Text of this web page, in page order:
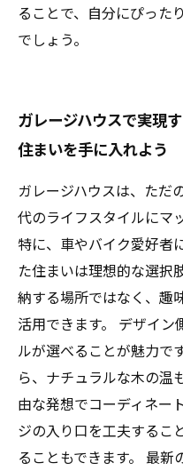
ることで、自分にぴった
でしょう。
ガレージハウスで実現
住まいを手に入れよう
ガレージハウスは、ただ
代のライフスタイルにマ
特に、車やバイク愛好者
た住まいは理想的な選択
納する場所ではなく、趣
活用できます。 デザイン
ルが選べることが魅力で
ら、ナチュラルな木の温
由な発想でコーディネー
ジの入り口を工夫するこ
ることもできます。 最